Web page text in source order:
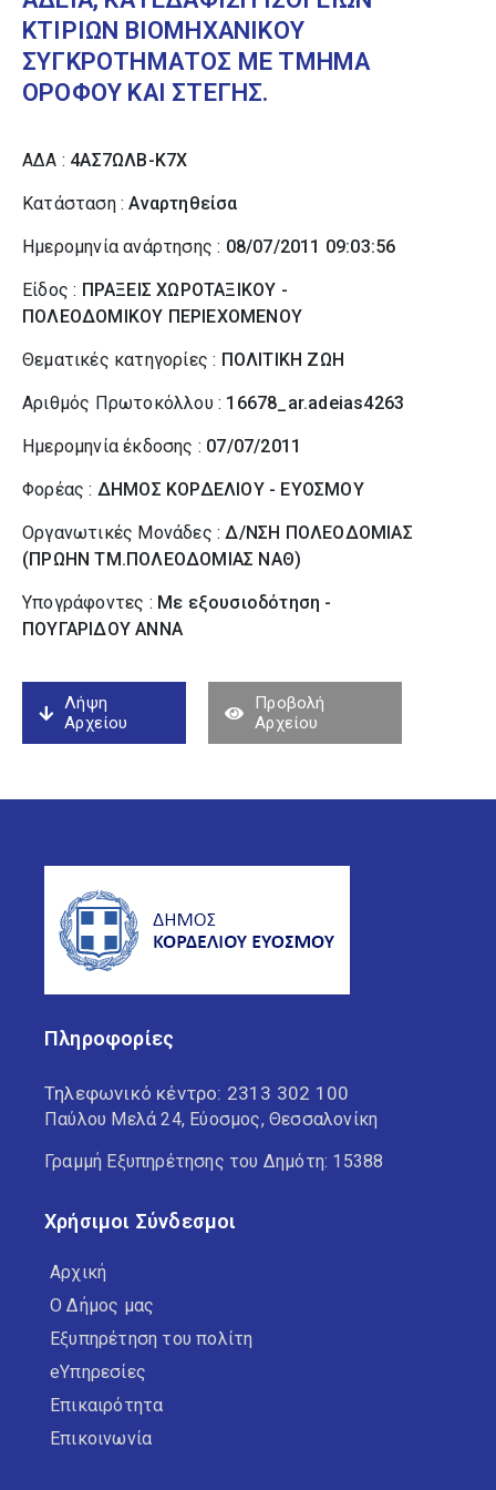
ΚΤΙΡΙΩΝ ΒΙΟΜΗΧΑΝΙΚΟΥ
ΣΥΓΚΡΟΤΗΜΑΤΟΣ ΜΕ ΤΜΗΜΑ
ΟΡΟΦΟΥ ΚΑΙ ΣΤΕΓΗΣ.
ΑΔΑ : 4ΑΣ7ΩΛΒ-Κ7Χ
Κατάσταση :Αναρτηθείσα
Ημερομηνία ανάρτησης : 08/07/2011 09:03:56
Είδος : ΠΡΑΞΕΙΣ ΧΩΡΟΤΑΞΙΚΟΥ -
ΠΟΛΕΟΔΟΜΙΚΟΥ ΠΕΡΙΕΧΟΜΕΝΟΥ
Θεματικές κατηγορίες : ΠΟΛΙΤΙΚΗ ΖΩΗ
Αριθμός Πρωτοκόλλου : 16678_ar.adeias4263
Ημερομηνία έκδοσης : 07/07/2011
Φορέας : ΔΗΜΟΣ ΚΟΡΔΕΛΙΟΥ - ΕΥΟΣΜΟΥ
Οργανωτικές Μονάδες :Δ/ΝΣΗ ΠΟΛΕΟΔΟΜΙΑΣ
(ΠΡΩΗΝ ΤΜ.ΠΟΛΕΟΔΟΜΙΑΣ ΝΑΘ)
Υπογράφοντες : Με εξουσιοδότηση -
ΠΟΥΓΑΡΙΔΟΥ ΑΝΝΑ
Λήψη
Αρχείου
Προβολή
Αρχείου
Πληροφορίες
Τηλεφωνικό κέντρο: 2313 302 100
Παύλου Μελά 24, Εύοσμος, Θεσσαλονίκη
Γραμμή Εξυπηρέτησης του Δημότη: 15388
Χρήσιμοι Σύνδεσμοι
Αρχική
Ο Δήμος μας
Εξυπηρέτηση του πολίτη
eΥπηρεσίες
Επικαιρότητα
Επικοινωνία